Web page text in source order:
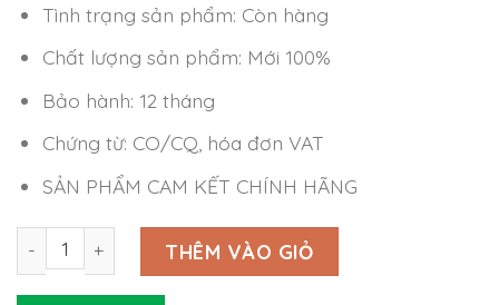
Tình trạng sản phẩm: Còn hàng
Chất lượng sản phẩm: Mới 100%
Bảo hành: 12 tháng
Chứng từ: CO/CQ, hóa đơn VAT
SẢN PHẨM CAM KẾT CHÍNH HÃNG
Nguồn Meanwell SP-240-12 (240W 12V 20A) số lượng
THÊM VÀO GIỎ